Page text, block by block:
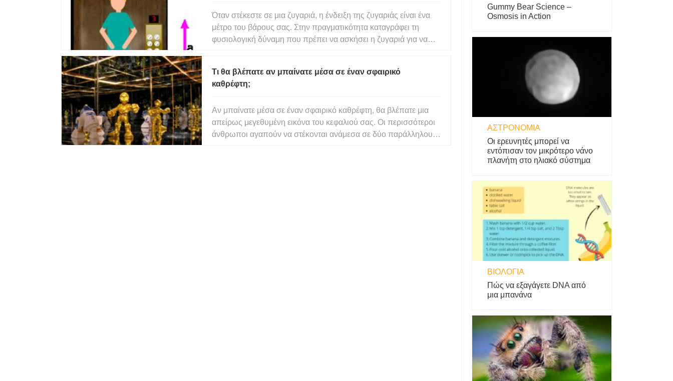
Όταν στέκεστε σε μια ζυγαριά, η ένδειξη της ζυγαριάς είναι ένα
μέτρο του βάρους σας. Στην πραγματικότητα καταγράφει τη
φυσιολογική δύναμη που πρέπει να ασκήσει η ζυγαριά για να
βάρ
Τι θα βλέπατε αν μπαίνατε μέσα σε έναν σφαιρικό
καθρέφτη;
Αν μπαίνατε μέσα σε έναν σφαιρικό καθρέφτη, θα βλέπατε μια
απείρως μεγεθυμένη εικόνα του κεφαλιού σας. Οι περισσότεροι
άνθρωποι αγαπούν να στέκονται ανάμεσα σε δύο παράλληλους
Gummy Bear Science –
Osmosis in Action
ΑΣΤΡΟΝΟΜΊΑ
Οι ερευνητές μπορεί να
εντόπισαν τον μικρότερο νάνο
πλανήτη στο ηλιακό σύστημα
ΒΙΟΛΟΓΊΑ
Πώς να εξαγάγετε DNA από
μια μπανάνα